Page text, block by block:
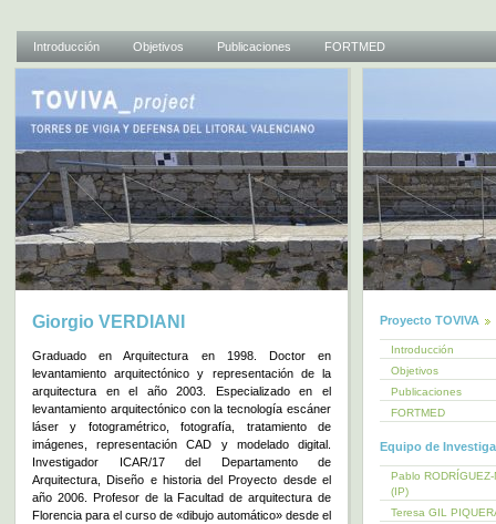
Introducción Objetivos Publicaciones FORTMED
Giorgio VERDIANI
Graduado en Arquitectura en 1998. Doctor en
levantamiento arquitectónico y representación de la
arquitectura en el año 2003. Especializado en el
levantamiento arquitectónico con la tecnología escáner
láser y fotogramétrico, fotografía, tratamiento de
imágenes, representación CAD y modelado digital.
Investigador ICAR/17 del Departamento de
Arquitectura, Diseño e historia del Proyecto desde el
año 2006. Profesor de la Facultad de arquitectura de
Florencia para el curso de «dibujo automático» desde el
Proyecto TOVIVA
Introducción
Objetivos
Publicaciones
FORTMED
Equipo de
Pablo RODRÍGUEZ-
(IP)
Teresa GIL